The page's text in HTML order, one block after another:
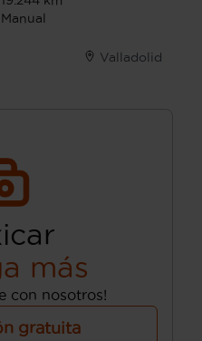
Manual
Valladolid
más
con nosotros!
gratuita